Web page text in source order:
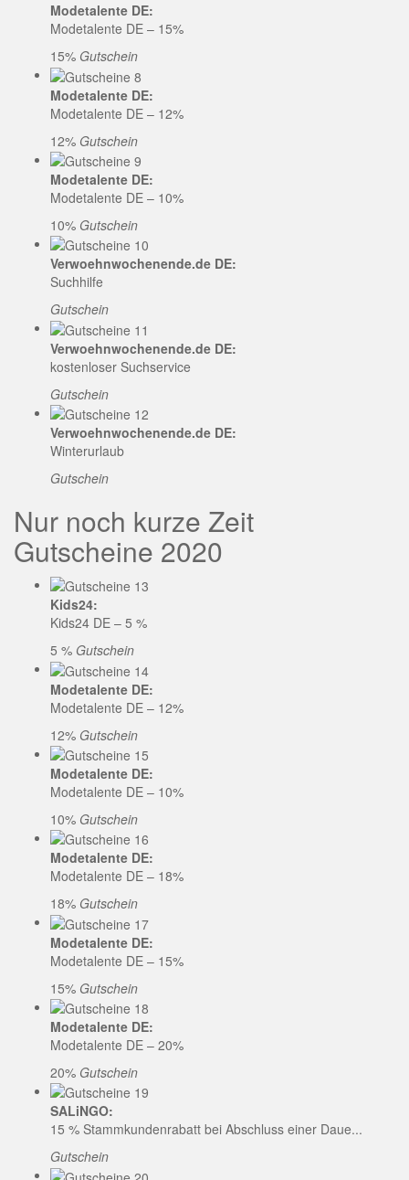
Modetalente DE:
Modetalente DE – 15%
15% Gutschein
Modetalente DE:
Modetalente DE – 12%
12% Gutschein
Modetalente DE:
Modetalente DE – 10%
10% Gutschein
Verwoehnwochenende.de DE:
Suchhilfe
Gutschein
Verwoehnwochenende.de DE:
kostenloser Suchservice
Gutschein
Verwoehnwochenende.de DE:
Winterurlaub
Gutschein
Nur noch kurze Zeit
Gutscheine 2020
Kids24:
Kids24 DE – 5 %
5 % Gutschein
Modetalente DE:
Modetalente DE – 12%
12% Gutschein
Modetalente DE:
Modetalente DE – 10%
10% Gutschein
Modetalente DE:
Modetalente DE – 18%
18% Gutschein
Modetalente DE:
Modetalente DE – 15%
15% Gutschein
Modetalente DE:
Modetalente DE – 20%
20% Gutschein
SALiNGO:
15 % Stammkundenrabatt bei Abschluss einer Daue...
Gutschein